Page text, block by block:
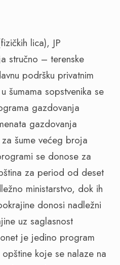
lica), JP
stručno – terenske
podršku privatnim
šumama sopstvenika se
gazdovanja
gazdovanja
šume većeg broja
se donose za
za period od deset
ministarstvo, dok ih
donosi nadležni
uz saglasnost
je jedino program
koje se nalaze na